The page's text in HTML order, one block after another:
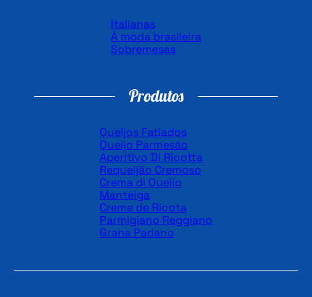
Italianas
À moda brasileira
Sobremesas
Produtos
Queijos Fatiados
Queijo Parmesão
Aperitivo Di Ricotta
Requeijão Cremoso
Crema di Queijo
Manteiga
Creme de Ricota
Parmigiano Reggiano
Grana Padano